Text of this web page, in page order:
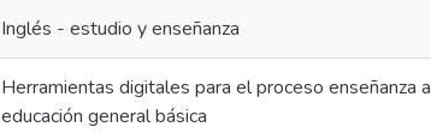
Inglés - estudio y enseñanza
Herramientas digitales para el proceso
educación general básica